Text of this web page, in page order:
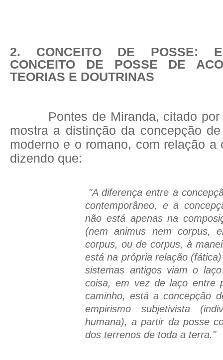
2. CONCEITO DE POSSE:
CONCEITO DE POSSE DE
TEORIAS E DOUTRINAS
Pontes de Miranda, citado por
mostra a distinção da concepção
moderno e o romano, com relação a
dizendo que:
"A diferença entre a
contemporâneo, e a
não está apenas na
(nem animus nem corpus,
corpus, ou de corpus, à
está na própria relação
sistemas antigos viam o
coisa, em vez de laço entre
caminho, está a concepção
empirismo subjetivista
humana), a partir da posse
dos terrenos de toda a terra."